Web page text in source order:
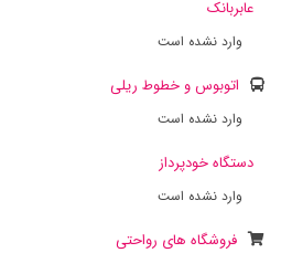
عابربانک
وارد نشده است
اتوبوس و خطوط ریلی
وارد نشده است
دستگاه خودپرداز
وارد نشده است
فروشگاه های رواحتی